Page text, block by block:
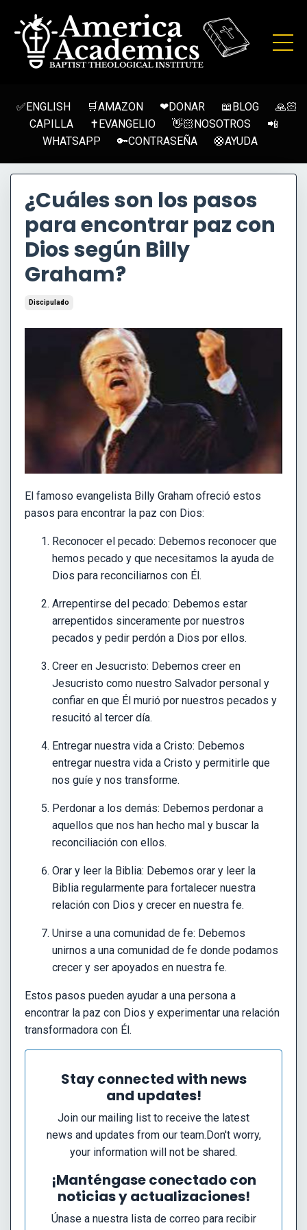
✅ENGLISH 🛒AMAZON ❤DONAR 📖BLOG
🙏🏻
CAPILLA
✝EVANGELIO 👋🏻NOSOTROS
📲
WHATSAPP
🔑CONTRASEÑA 🛟AYUDA
¿Cuáles son los pasos
para encontrar paz con
Dios según Billy
Graham?
Discipulado
El famoso evangelista Billy Graham ofreció estos
pasos para encontrar la paz con Dios:
Reconocer el pecado: Debemos reconocer que
hemos pecado y que necesitamos la ayuda de
Dios para reconciliarnos con Él.
Arrepentirse del pecado: Debemos estar
arrepentidos sinceramente por nuestros
pecados y pedir perdón a Dios por ellos.
Creer en Jesucristo: Debemos creer en
Jesucristo como nuestro Salvador personal y
confiar en que Él murió por nuestros pecados y
resucitó al tercer día.
Entregar nuestra vida a Cristo: Debemos
entregar nuestra vida a Cristo y permitirle que
nos guíe y nos transforme.
Perdonar a los demás: Debemos perdonar a
aquellos que nos han hecho mal y buscar la
reconciliación con ellos.
Orar y leer la Biblia: Debemos orar y leer la
Biblia regularmente para fortalecer nuestra
relación con Dios y crecer en nuestra fe.
Unirse a una comunidad de fe: Debemos
unirnos a una comunidad de fe donde podamos
crecer y ser apoyados en nuestra fe.
Estos pasos pueden ayudar a una persona a
encontrar la paz con Dios y experimentar una relación
transformadora con Él.
Stay connected with news
and updates!
Join our mailing list to receive the latest
news and updates from our team.Don't worry,
your information will not be shared.
¡Manténgase conectado con
noticias y actualizaciones!
Únase a nuestra lista de correo para recibir